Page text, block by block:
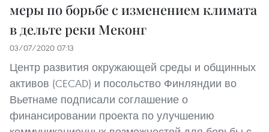
меры по борьбе с изменением климата
в дельте реки Меконг
03/07/2020 07:13
Центр развития окружающей среды и общинных
активов (CECAD) и посольство Финляндии во
Вьетнаме подписали соглашение о
финансировании проекта по улучшению